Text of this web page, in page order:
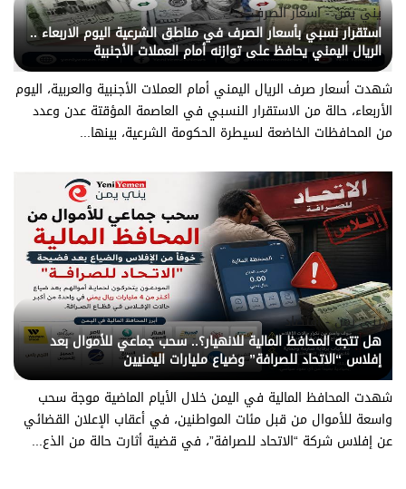
يني يمن - اسعار الصرف
استقرار نسبي بأسعار الصرف في مناطق الشرعية اليوم الاربعاء ..
الريال اليمني يحافظ على توازنه أمام العملات الأجنبية
شهدت أسعار صرف الريال اليمني أمام العملات الأجنبية والعربية، اليوم
الأربعاء، حالة من الاستقرار النسبي في العاصمة المؤقتة عدن وعدد
من المحافظات الخاضعة لسيطرة الحكومة الشرعية، بينها...
يني يمن - اقتصاد
هل تتجه المحافظ المالية للانهيار؟.. سحب جماعي للأموال بعد
إفلاس “الاتحاد للصرافة” وضياع مليارات اليمنيين
شهدت المحافظ المالية في اليمن خلال الأيام الماضية موجة سحب
واسعة للأموال من قبل مئات المواطنين، في أعقاب الإعلان القضائي
عن إفلاس شركة “الاتحاد للصرافة”، في قضية أثارت حالة من الذع...